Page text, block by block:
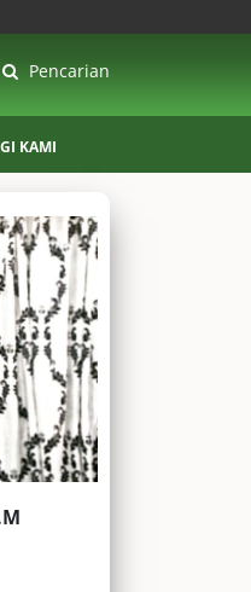
Pencarian
KAMI